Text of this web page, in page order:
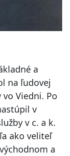
a
na ľudovej
Viedni. Po
v
v c. a k.
ako veliteľ
a